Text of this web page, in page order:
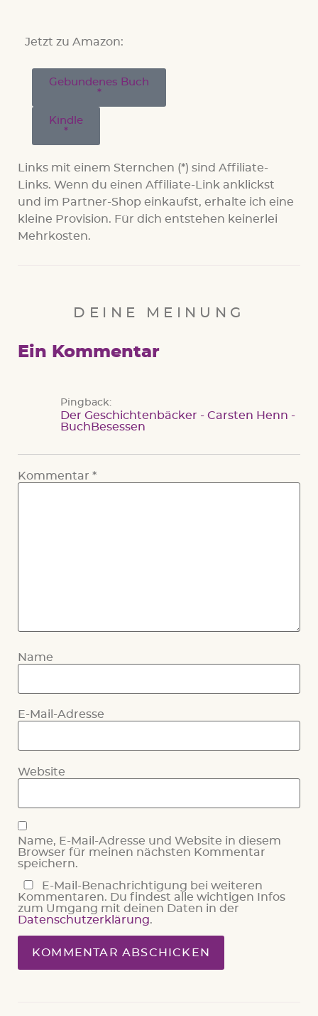
Jetzt zu Amazon:
Gebundenes Buch
Kindle
Links mit einem Sternchen (*) sind Affiliate-
Links. Wenn du einen Affiliate-Link anklickst
und im Partner-Shop einkaufst, erhalte ich eine
kleine Provision. Für dich entstehen keinerlei
Mehrkosten.
DEINE MEINUNG
Ein Kommentar
Pingback:
Der Geschichtenbäcker - Carsten Henn -
BuchBesessen
Kommentar *
Name
E-Mail-Adresse
Website
Name, E-Mail-Adresse und Website in diesem
Browser für meinen nächsten Kommentar
speichern.
E-Mail-Benachrichtigung bei weiteren
Kommentaren. Du findest alle wichtigen Infos
zum Umgang mit deinen Daten in der
Datenschutzerklärung.